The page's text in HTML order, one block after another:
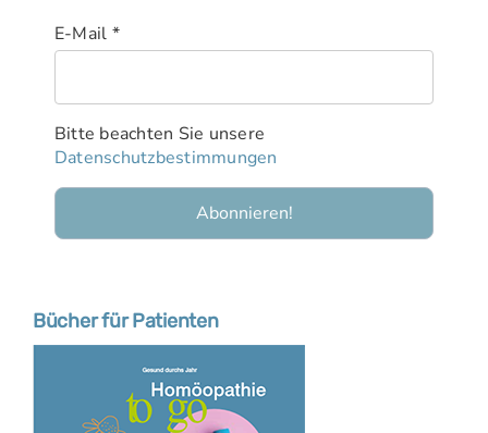
E-Mail *
Bitte beachten Sie unsere
Datenschutzbestimmungen
Bücher für Patienten